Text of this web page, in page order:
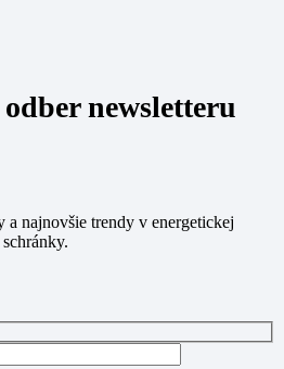
newsletteru
a najnovšie trendy v energetickej